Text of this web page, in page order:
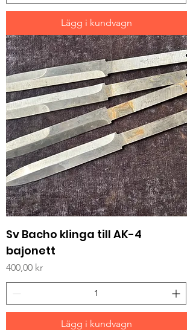
Lägg i kundvagn
Sv Bacho klinga till AK-4
bajonett
Pris
400,00 kr
Lägg i kundvagn